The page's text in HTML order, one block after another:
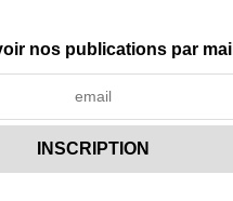
nos publications par mail